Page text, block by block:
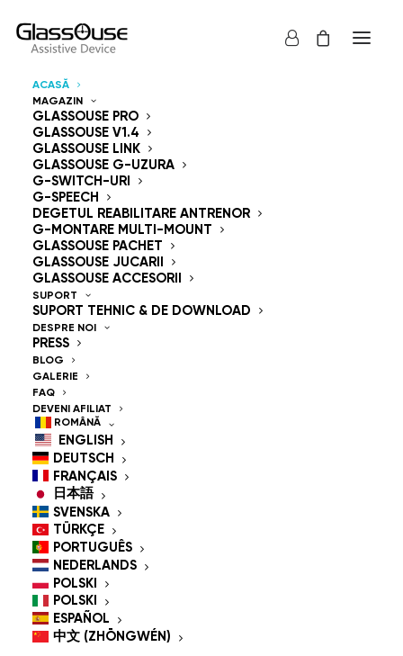
ACASĂ
MAGAZIN
GLASSOUSE PRO
GLASSOUSE V1.4
GLASSOUSE LINK
GLASSOUSE G-UZURA
G-SWITCH-URI
G-SPEECH
DEGETUL REABILITARE ANTRENOR
G-MONTARE MULTI-MOUNT
GLASSOUSE PACHET
GLASSOUSE JUCARII
GLASSOUSE ACCESORII
SUPORT
SUPORT TEHNIC & DE DOWNLOAD
DESPRE NOI
PRESS
BLOG
GALERIE
FAQ
DEVENI AFILIAT
ROMÂNĂ
ENGLISH
DEUTSCH
FRANÇAIS
日本語
SVENSKA
TÜRKÇE
PORTUGUÊS
NEDERLANDS
POLSKI
POLSKI
ESPAÑOL
中文 (ZHŌNGWÉN)
Dispozitive de control
Mâini libere
GlassOuse — The
World's #1 Hands-Free
Mouse & Head
Controlled Mouse for
People With
Disabilities
GlassOuse is the most trusted
head controlled mouse
assistive technology that gives people with
physical disabilities full, independent control over